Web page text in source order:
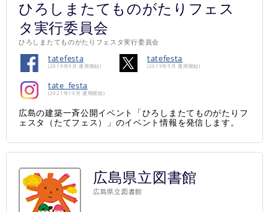
ひろしまたてものがたりフェス
タ実行委員会
ひろしまたてものがたりフェスタ実行委員会
tatefesta
(2019年9月 運用開始)
tatefesta
(2019年9月 運用開始)
tate_festa
(2021年10月 運用開始)
広島の建築一斉公開イベント「ひろしまたてものがたりフ
ェスタ（たてフェス）」のイベント情報を発信します。
広島県立図書館
広島県立図書館